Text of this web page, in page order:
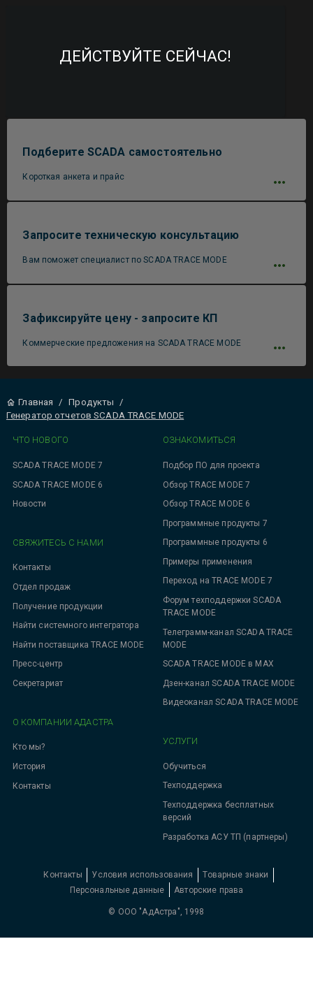
ДЕЙСТВУЙТЕ СЕЙЧАС!
Подберите SCADA самостоятельно
Короткая анкета и прайс
Запросите техническую консультацию
Вам поможет специалист по SCADA TRACE MODE
Зафиксируйте цену - запросите КП
Коммерческие предложения на SCADA TRACE MODE
Главная / Продукты
/
Генератор отчетов SCADA TRACE MODE
ЧТО НОВОГО
SCADA TRACE MODE 7
SCADA TRACE MODE 6
Новости
ОЗНАКОМИТЬСЯ
Подбор ПО для проекта
Обзор TRACE MODE 7
Обзор TRACE MODE 6
Программные продукты 7
Программные продукты 6
Примеры применения
Переход на TRACE MODE 7
Форум техподдержки SCADA
TRACE MODE
Телеграмм-канал SCADA TRACE
MODE
SCADA TRACE MODE в MAX
Дзен-канал SCADA TRACE MODE
Видеоканал SCADA TRACE MODE
УСЛУГИ
Обучиться
Техподдержка
Техподдержка бесплатных
версий
Разработка АСУ ТП (партнеры)
СВЯЖИТЕСЬ С НАМИ
Контакты
Отдел продаж
Получение продукции
Найти системного интегратора
Найти поставщика TRACE MODE
Пресс-центр
Секретариат
О КОМПАНИИ АДАСТРА
Кто мы?
История
Контакты
Контакты Условия использования
Товарные знаки
Персональные данные
Авторские права
© ООО "АдАстра", 1998